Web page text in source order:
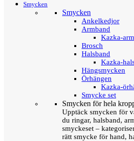
Smycken
Smycken
Ankelkedjor
Armband
Kazka-
Brosch
Halsband
Kazka-
Hängsmycken
Örhängen
Kazka-
Smycke set
Smycken för hela
Upptäck smycken för
du ringar, halsband,
smyckeset –
rätt smycke för hand,